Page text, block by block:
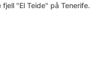
"El Teide" på Tenerife.